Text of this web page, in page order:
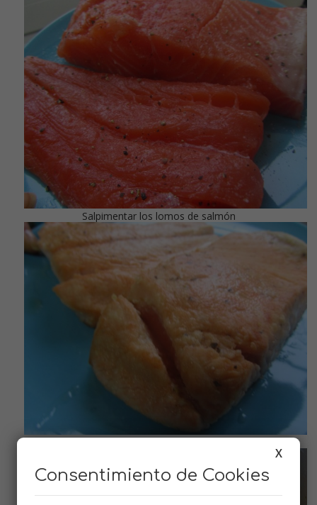
Salpimentar los lomos de salmón
X
Consentimiento de Cookies